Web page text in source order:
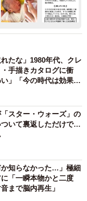
たな」1980年代、クレ
手描きカタログに衝
」「今の時代は効果あ
スター・ウォーズ」の
いて裏返しただけで…
か知らなかった…」極細
「一瞬本物かと二度
まで脳内再生」